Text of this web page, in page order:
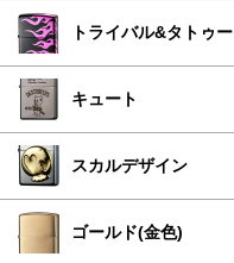
トライバル&タトゥー
キュート
スカルデザイン
ゴールド(金色)